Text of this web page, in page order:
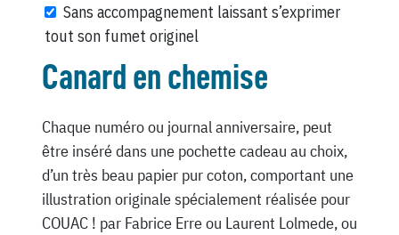
Sans accompagnement laissant s’exprimer
tout son fumet originel
Canard en chemise
Chaque numéro ou journal anniversaire, peut
être inséré dans une pochette cadeau au choix,
d’un très beau papier pur coton, comportant une
illustration originale spécialement réalisée pour
COUAC ! par Fabrice Erre ou Laurent Lolmede, ou